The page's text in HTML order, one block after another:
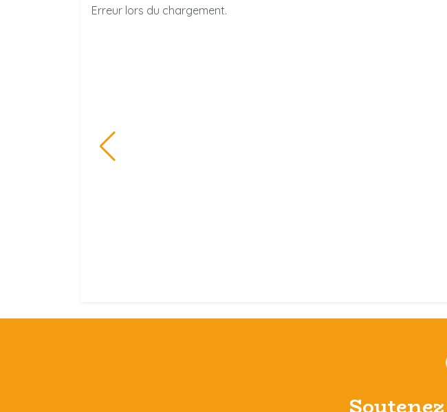
Erreur lors du chargement.